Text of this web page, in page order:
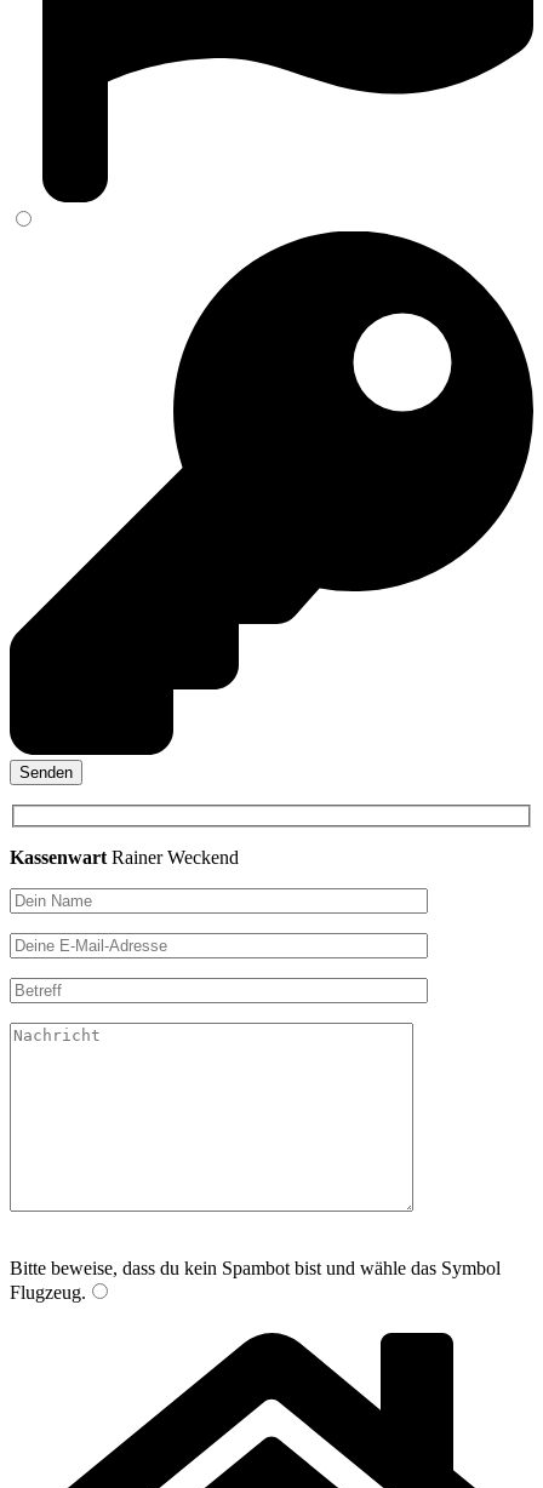
KassenwartRainer Weckend
Bitte beweise, dass du kein Spambot bist und wähle das Symbol
Flugzeug.